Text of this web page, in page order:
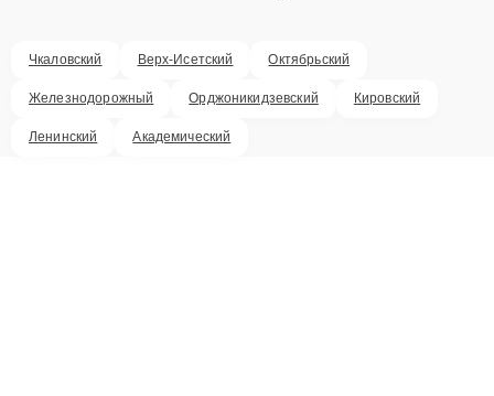
Чкаловский Верх-Исетский Октябрьский
Железнодорожный Орджоникидзевский Кировский
Ленинский Академический